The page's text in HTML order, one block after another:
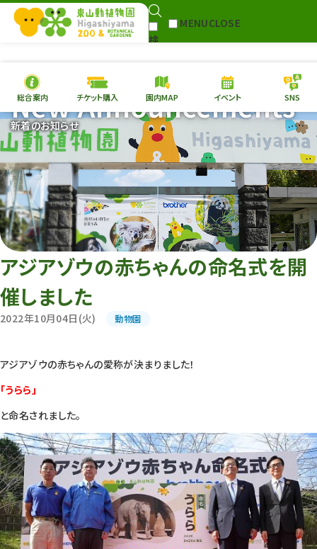
検
MENUCLOSE
本日の開園情報 チケ
園内MAP イベント
総合案内
動物園 植物園
再生プラン
東山動植物園
への支援
環境教育
総合案内 チケット購入 園内MAP イベント SNS
新着のお知らせ
New Announcements
アジアゾウの赤ちゃんの命名式を開
催しました
2022年10月04日(火) 動物園
アジアゾウの赤ちゃんの愛称が決まりました！
「うらら」
と命名されました。